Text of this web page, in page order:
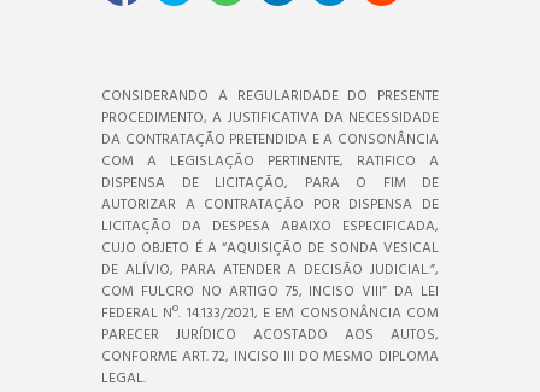
CONSIDERANDO A REGULARIDADE DO PRESENTE
PROCEDIMENTO, A JUSTIFICATIVA DA NECESSIDADE
DA CONTRATAÇÃO PRETENDIDA E A CONSONÂNCIA
COM A LEGISLAÇÃO PERTINENTE, RATIFICO A
DISPENSA DE LICITAÇÃO, PARA O FIM DE
AUTORIZAR A CONTRATAÇÃO POR DISPENSA DE
LICITAÇÃO DA DESPESA ABAIXO ESPECIFICADA,
CUJO OBJETO É A “AQUISIÇÃO DE SONDA VESICAL
DE ALÍVIO, PARA ATENDER A DECISÃO JUDICIAL.”,
COM FULCRO NO ARTIGO 75, INCISO VIII” DA LEI
FEDERAL Nº. 14.133/2021, E EM CONSONÂNCIA COM
PARECER JURÍDICO ACOSTADO AOS AUTOS,
CONFORME ART. 72, INCISO III DO MESMO DIPLOMA
LEGAL.